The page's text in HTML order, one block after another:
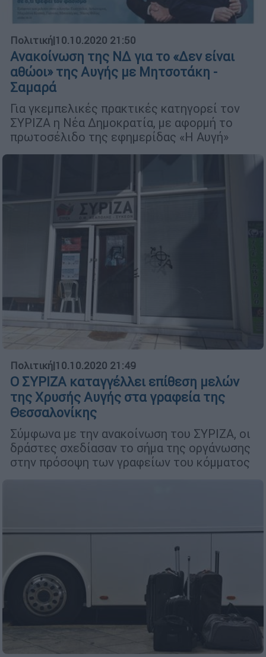
Πολιτική|10.10.2020 21:50
Ανακοίνωση της ΝΔ για το «Δεν είναι
αθώοι» της Αυγής με Μητσοτάκη -
Σαμαρά
Για γκεμπελικές πρακτικές κατηγορεί τον
ΣΥΡΙΖΑ η Νέα Δημοκρατία, με αφορμή το
πρωτοσέλιδο της εφημερίδας «Η Αυγή»
Πολιτική|10.10.2020 21:49
Ο ΣΥΡΙΖΑ καταγγέλλει επίθεση μελών
της Χρυσής Αυγής στα γραφεία της
Θεσσαλονίκης
Σύμφωνα με την ανακοίνωση του ΣΥΡΙΖΑ, οι
δράστες σχεδίασαν το σήμα της οργάνωσης
στην πρόσοψη των γραφείων του κόμματος